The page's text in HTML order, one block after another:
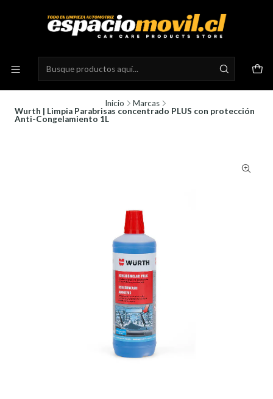
Inicio
Marcas
Wurth | Limpia Parabrisas concentrado PLUS con protección
Anti-Congelamiento 1L